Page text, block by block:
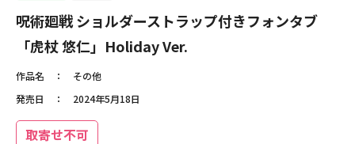
呪術廻戦 ショルダーストラップ付きフォンタブ
「虎杖 悠仁」Holiday Ver.
作品名
その他
発売日
2024年5月18日
取寄せ不可